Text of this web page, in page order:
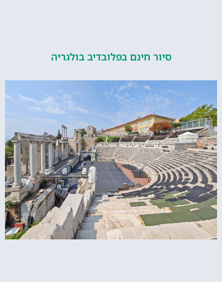
סיור חינם בפלובדיב בולגריה